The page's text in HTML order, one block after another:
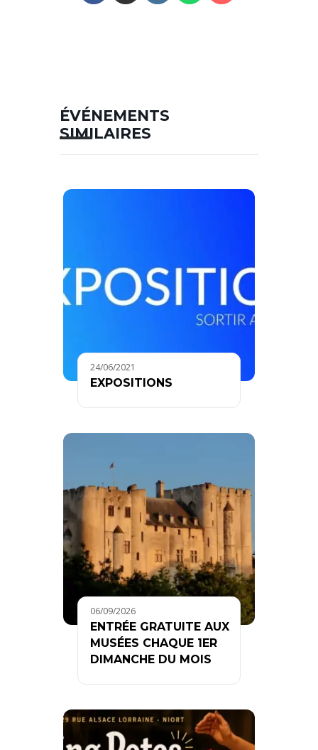
ÉVÉNEMENTS
SIMILAIRES
24/06/2021
EXPOSITIONS
06/09/2026
ENTRÉE GRATUITE AUX
MUSÉES CHAQUE 1ER
DIMANCHE DU MOIS